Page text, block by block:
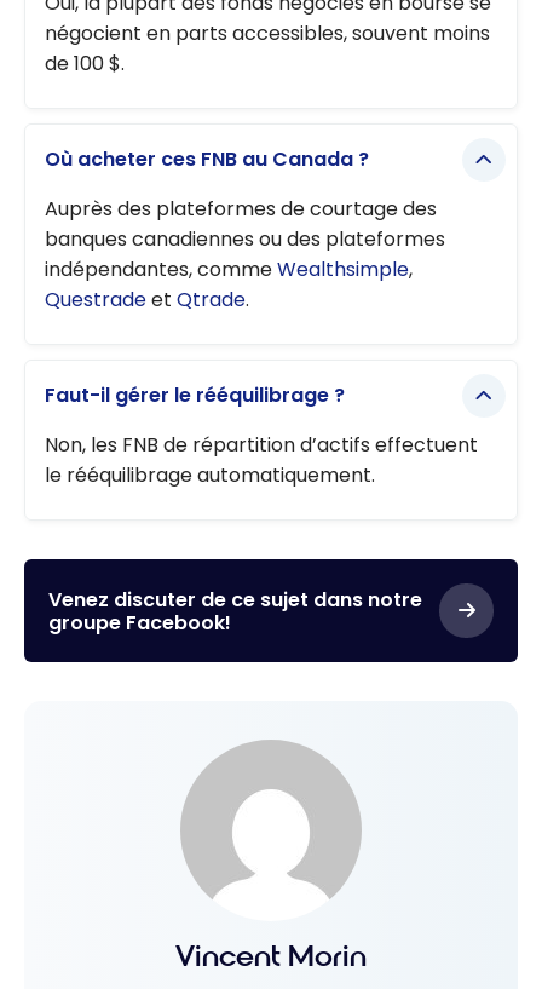
négocient en parts accessibles, souvent moins
de 100 $.
Où acheter ces FNB au Canada ?
Auprès des plateformes de courtage des
banques canadiennes ou des plateformes
indépendantes, commeWealthsimple,
Questradeet Qtrade.
Faut-il gérer le rééquilibrage ?
Non, les FNB de répartition d’actifs effectuent
le rééquilibrage automatiquement.
Venez discuter de ce sujet dans notre
groupe Facebook!
Vincent Morin